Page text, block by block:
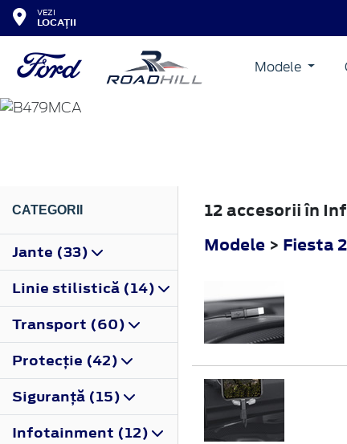
VEZI
LOCAȚII
Modele
FIESTA
CATEGORII
Jante (33)
Linie stilistică (14)
Transport (60)
Protecţie (42)
Siguranţă (15)
Infotainment (12)
12 accesorii în
Modele > Fiesta